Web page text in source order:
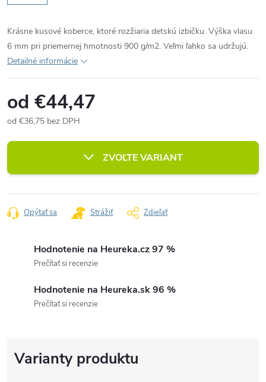
Krásne kusové koberce, ktoré rozžiaria detskú izbičku. Výška vlasu
6 mm pri priemernej hmotnosti 900 g/m2. Veľmi ľahko sa udržujú.
Detailné informácie
od €44,47
od €36,75 bez DPH
cena:
ZVOĽTE VARIANT
Opýtať sa Strážiť Zdieľať
Hodnotenie na Heureka.cz 97 %
Prečítať si recenzie
Hodnotenie na Heureka.sk 96 %
Prečítať si recenzie